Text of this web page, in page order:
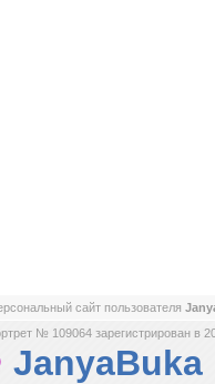
сайт пользователя
№ 109064 зарегистрирован в
JanyaBuka